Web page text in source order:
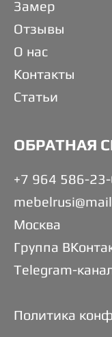
Замер
Отзывы
О нас
Контакты
Статьи
ОБРАТНАЯ
+7 964 586-
Москва
Группа
Telegram-
Политика